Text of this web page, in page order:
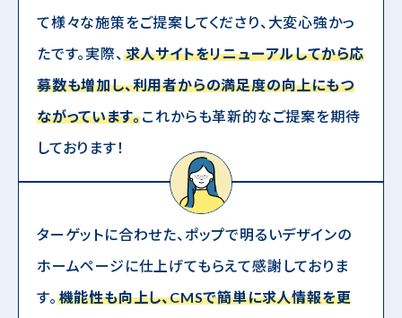
て様々な施策をご提案してくださり、大変心強かっ
たです。実際、 求人サイトをリニューアルしてから応
募数も増加し、利用者からの満足度の向上にもつ
ながっています。これからも革新的なご提案を期待
しております！
ターゲットに合わせた、ポップで明るいデザインの
ホームページに仕上げてもらえて感謝しておりま
す。 機能性も向上し、CMSで簡単に求人情報を更